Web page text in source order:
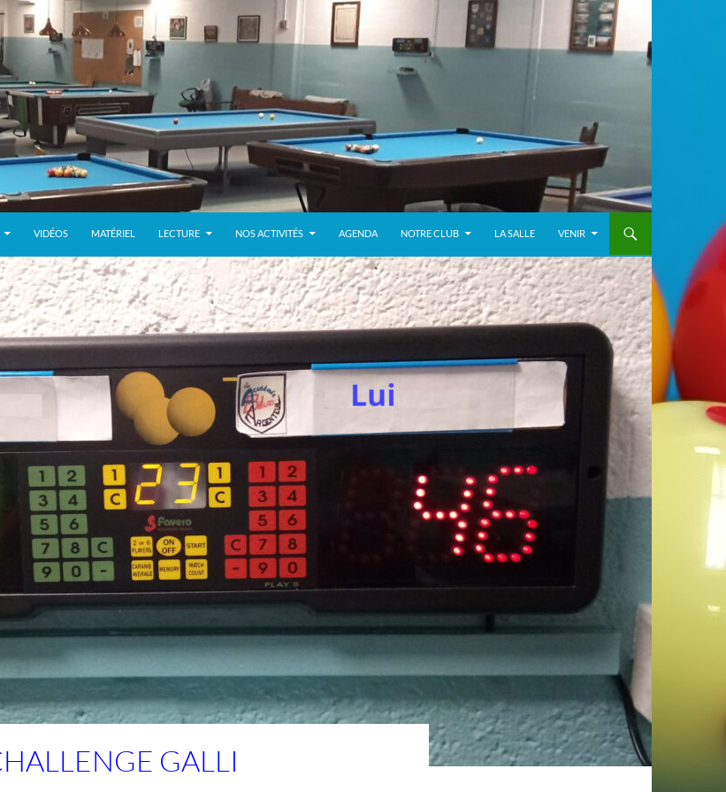
VIDÉOS MATÉRIEL LECTURE NOS ACTIVITÉS AGENDA NOTRE CLUB LA SALLE VENIR
GALLI